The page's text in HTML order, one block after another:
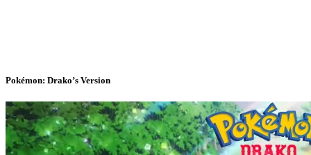
Pokémon: Drako’s Version